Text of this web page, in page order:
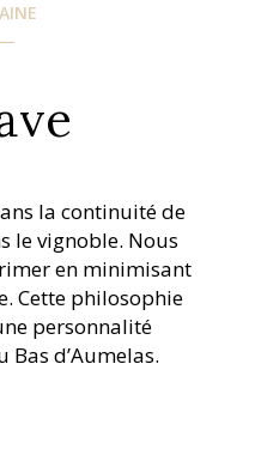
la continuité de
le vignoble. Nous
en minimisant
Cette philosophie
personnalité
Bas d’Aumelas.